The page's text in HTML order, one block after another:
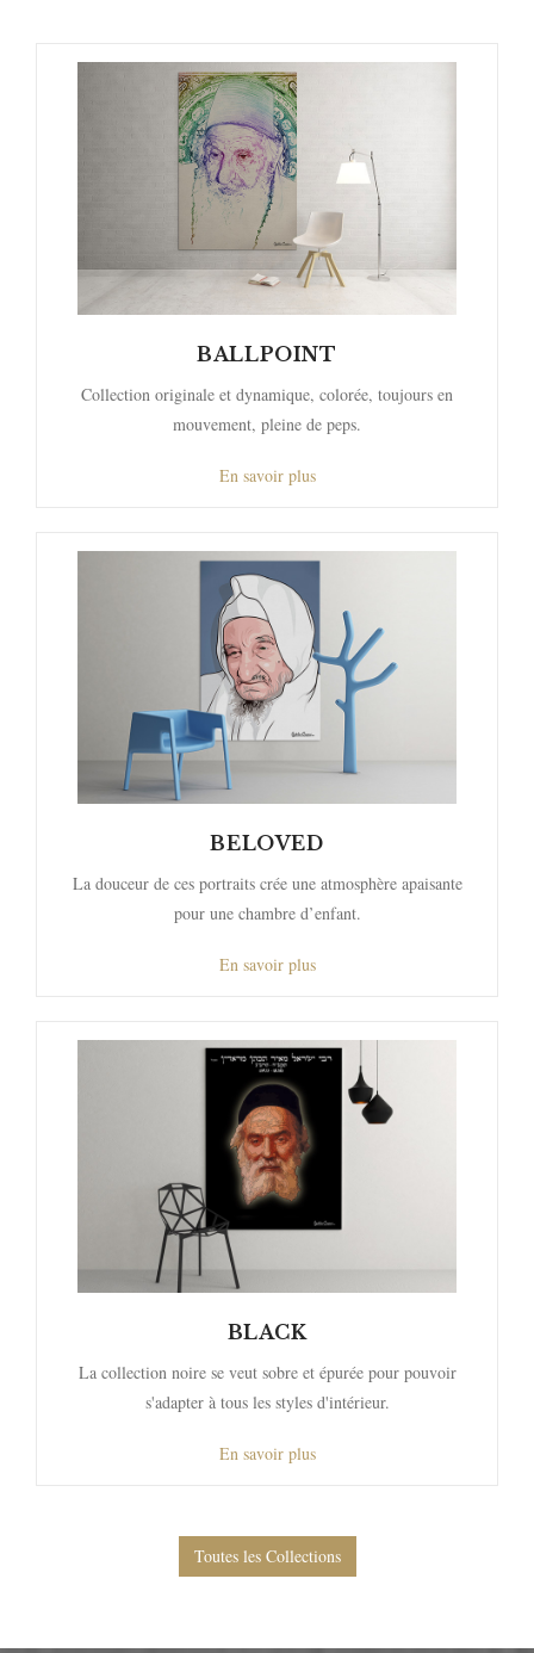
BALLPOINT
Collection originale et dynamique, colorée, toujours en
mouvement, pleine de peps.
En savoir plus
BELOVED
La douceur de ces portraits crée une atmosphère apaisante
pour une chambre d’enfant.
En savoir plus
BLACK
La collection noire se veut sobre et épurée pour pouvoir
s'adapter à tous les styles d'intérieur.
En savoir plus
Toutes les Collections